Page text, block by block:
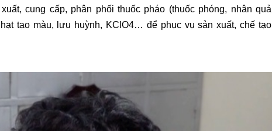
cung cấp, phân phối thuốc pháo (thuốc phóng, nhân quả
tạo màu, lưu huỳnh, KClO4… để phục vụ sản xuất, chế tạo